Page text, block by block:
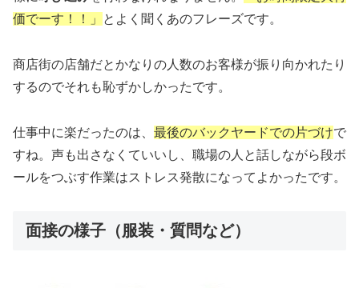
価でーす！！」
とよく聞くあのフレーズです。
商店街の店舗だとかなりの人数のお客様が振り向かれたり
するのでそれも恥ずかしかったです。
仕事中に楽だったのは、 最後のバックヤードでの片づけで
すね。声も出さなくていいし、職場の人と話しながら段ボ
ールをつぶす作業はストレス発散になってよかったです。
面接の様子（服装・質問など）